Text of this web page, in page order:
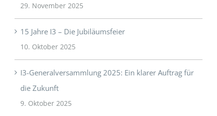
29. November 2025
15 Jahre I3 – Die Jubiläumsfeier
10. Oktober 2025
I3-Generalversammlung 2025: Ein klarer Auftrag für
die Zukunft
9. Oktober 2025